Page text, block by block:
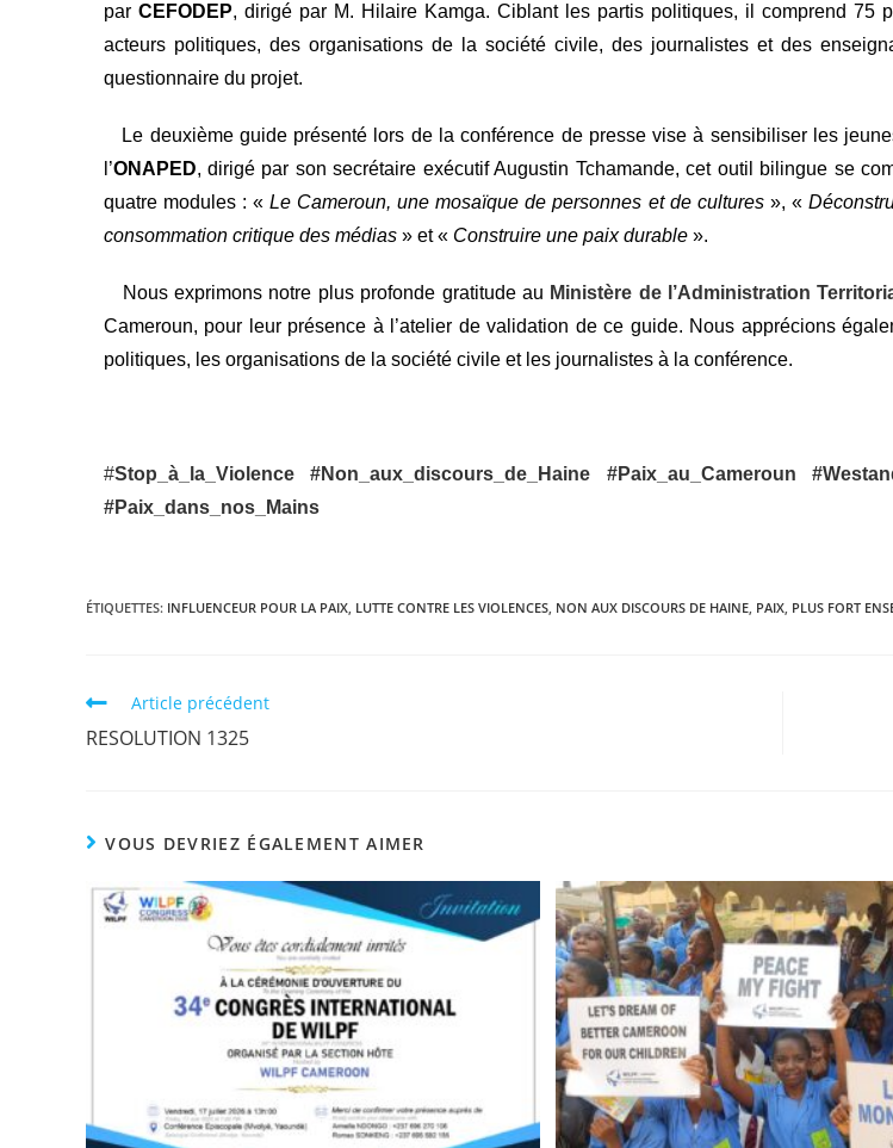
par CEFODEP, dirigé par M. Hilaire Kamga. Ciblant les partis politiques, il comprend 75
acteurs politiques, des organisations de la société civile, des journalistes et des
questionnaire du projet.
Le deuxième guide présenté lors de la conférence de presse vise à sensibiliser les
l’ONAPED, dirigé par son secrétaire exécutif Augustin Tchamande, cet outil bilingue se
quatre modules : «Le Cameroun, une mosaïque de personnes et de cultures», «
consommation critique des médias» et «Construire une paix durable».
Nous exprimons notre plus profonde gratitude au Ministère de l’Administration
Cameroun, pour leur présence à l’atelier de validation de ce guide. Nous apprécions
politiques, les organisations de la société civile et les journalistes à la conférence.
#Stop_à_la_Violence#Non_aux_discours_de_Haine #Paix_au_Cameroun
#Paix_dans_nos_Mains
ÉTIQUETTES: INFLUENCEUR POUR LA PAIX, LUTTE CONTRE LES VIOLENCES, NON AUX DISCOURS DE HAINE, PAIX, PLUS FORT
Article précédent
RESOLUTION 1325
VOUS DEVRIEZ ÉGALEMENT AIMER